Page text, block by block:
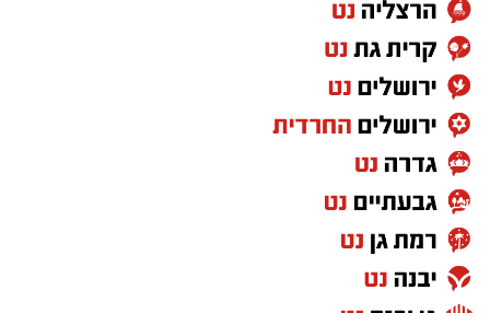
יש לכם מידע חשוב שטרם נחשף? צילומים מאירוע
חדשותי? מצאתם טעות בכתבה? נשמח שתשתפו
אותנו